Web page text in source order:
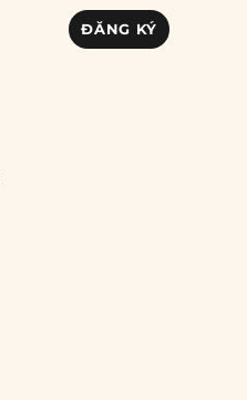
email
ĐĂNG KÝ